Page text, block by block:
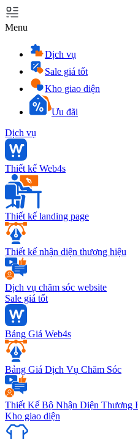
Menu
Dịch vụ
Sale giá tốt
Kho giao diện
Ưu đãi
Dịch vụ
Thiết kế Web4s
Thiết kế landing page
Thiết kế nhận diện thương hiệu
Dịch vụ chăm sóc website
Sale giá tốt
Bảng Giá Web4s
Bảng Giá Dịch Vụ Chăm Sóc
Thiết Kế Bộ Nhận Diện Thương
Kho giao diện